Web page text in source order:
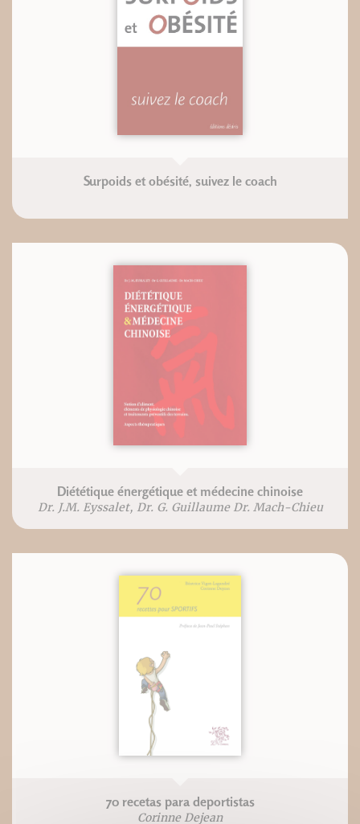
Surpoids et obésité, suivez le coach
Diététique énergétique et médecine chinoise
Dr. J.M. Eyssalet, Dr. G. Guillaume Dr. Mach-Chieu
70 recetas para deportistas
Corinne Dejean